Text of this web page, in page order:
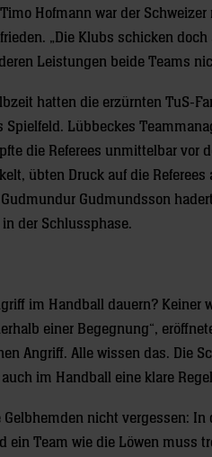
Hofmann war der
„Die Klubs schicken
Leistungen beide Teams
hatten die erzürnten TuS-
Spielfeld. Lübbeckes
die Referees unmittelbar vor
übten Druck auf die
Gudmundsson
der Schlussphase.
im Handball dauern?
einer Begegnung“,
Angriff. Alle wissen das. Die
im Handball eine klare
nicht vergessen:
ein Team wie die Löwen muss